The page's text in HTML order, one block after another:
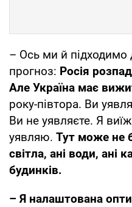
– Ось ми й підходимо
прогноз: Росія
Але Україна має
року-півтора. Ви
Ви не уявляєте. Я
уявляю. Тут може не
світла, ані води, ані
будинків.
– Я налаштована